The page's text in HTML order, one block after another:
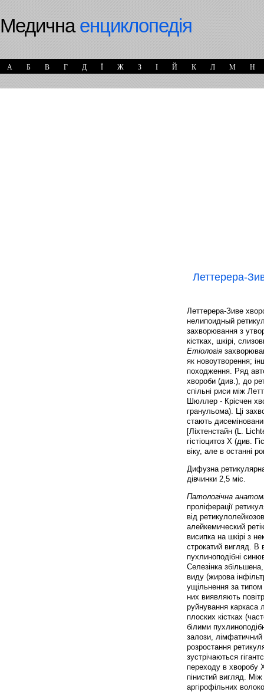
Медичнаенциклопедія
А Б В Г Д Ї Ж З І Й К Л М Н
Леттерера-
Леттерера-Зиве
нелипоидный
захворювання з
кістках, шкірі,
Етіологія
як новоутворення;
походження. Ряд
хвороби (див.), до
спільні риси між
Шюллер - Крісчен
гранульома). Ці
стають
[Ліхтенстайн (L.
гістіоцитоз X (див.
віку, але в останні
Дифузна
дівчинки 2,5 міс.
Патологічна
проліферації
від
алейкемический
висипка на шкірі з
строкатий вигляд. В
пухлиноподібні
Селезінка
виду (жирова
ущільнення за типом
них виявляють
руйнування каркаса
плоских кістках
білими
залози, лімфатичний
розростання
зустрічаються
переходу в хворобу
пінистий вигляд.
аргірофільних